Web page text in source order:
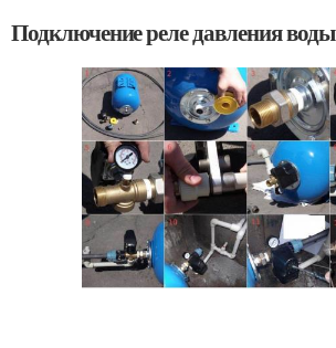
Подключение реле давления воды